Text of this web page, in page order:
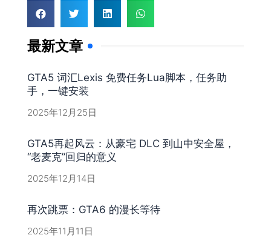
最新文章
GTA5 词汇Lexis 免费任务Lua脚本，任务助
手，一键安装
2025年12月25日
GTA5再起风云：从豪宅 DLC 到山中安全屋，
“老麦克”回归的意义
2025年12月14日
再次跳票：GTA6 的漫长等待
2025年11月11日